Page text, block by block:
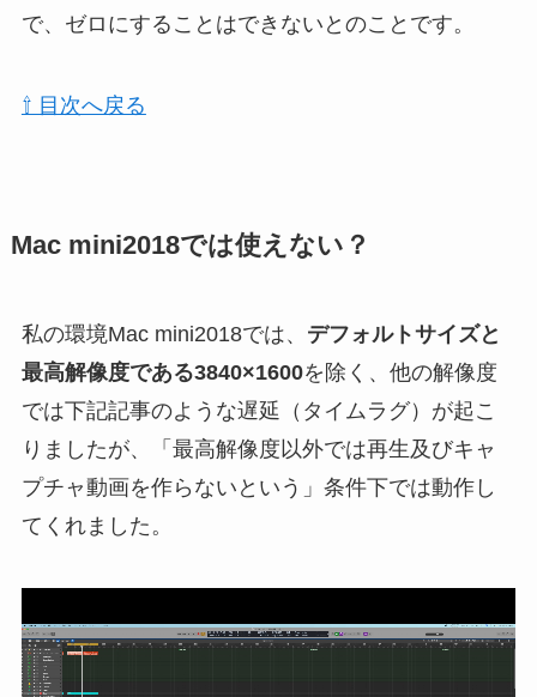
で、ゼロにすることはできないとのことです。
⇧ 目次へ戻る
Mac mini2018では使えない？
私の環境Mac mini2018では、 デフォルトサイズと
最高解像度である3840×1600を除く、他の解像度
では下記記事のような遅延（タイムラグ）が起こ
りましたが、「最高解像度以外では再生及びキャ
プチャ動画を作らないという」条件下では動作し
てくれました。